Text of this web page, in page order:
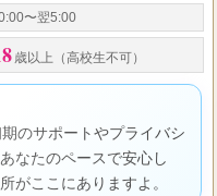
〜翌5:00
歳以上（高校生不可）
のサポートやプライバシ
なたのペースで安心し
がここにありますよ。